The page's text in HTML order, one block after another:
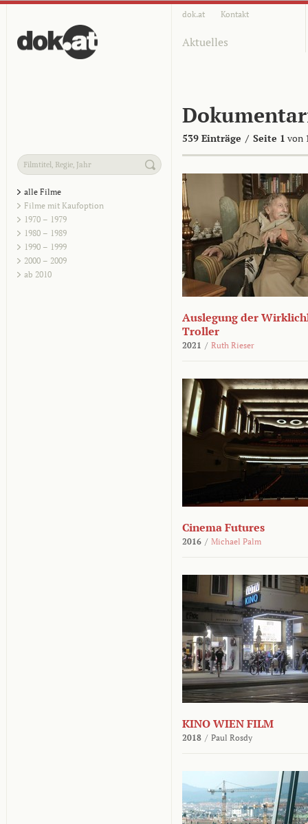
dok.at Kontakt
Aktuelles
539 Einträge / Seite 1 von
alle Filme
Filme mit Kaufoption
1970 – 1979
1980 – 1989
1990 – 1999
2000 – 2009
ab 2010
Auslegung der
Troller
2021 / Ruth Rieser
Cinema Futures
2016 / Michael Palm
KINO WIEN FILM
2018 / Paul Rosdy